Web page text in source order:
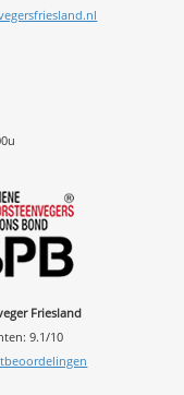
Friesland
9.1/10